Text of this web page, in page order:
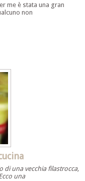
me è stata una gran
non
di una vecchia filastrocca,
una